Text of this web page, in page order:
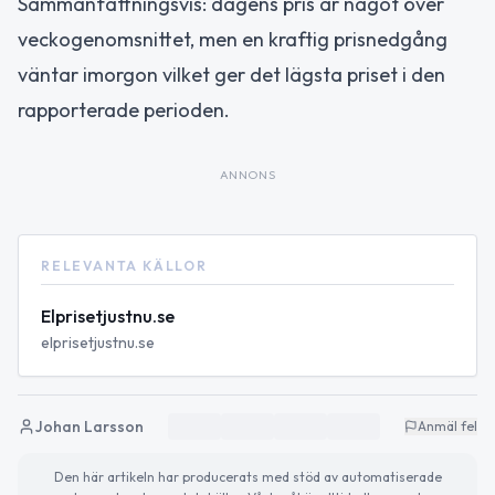
veckogenomsnittet, men en kraftig prisnedgång
väntar imorgon vilket ger det lägsta priset i den
rapporterade perioden.
ANNONS
RELEVANTA KÄLLOR
Elprisetjustnu.se
elprisetjustnu.se
Johan Larsson Anmäl fel
Den här artikeln har producerats med stöd av automatiserade